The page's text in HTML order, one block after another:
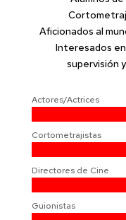
Aficionados al
Interesados
supervisión
Actores/Actrices
Cortometrajistas
Directores de Cine
Guionistas